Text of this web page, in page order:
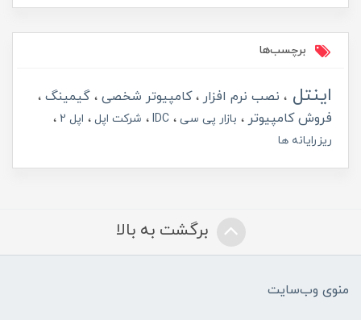
برچسب‌ها
اینتل نصب نرم افزار کامپیوتر شخصی
گیمینگ
فروش کامپیوتر
بازار پی سی IDC شرکت اپل
اپل 2
ریزرایانه ها
برگشت به بالا
منوی وب‌سایت